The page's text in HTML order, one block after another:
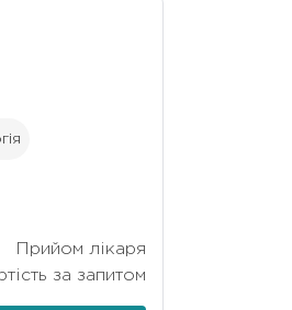
Прийом лікаря
за запитом